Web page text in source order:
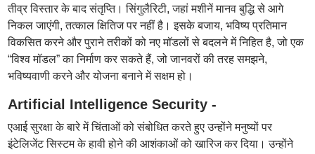
तीव्र विस्तार के बाद संतृप्ति। सिंगुलैरिटी, जहां मशीनें मानव बुद्धि से आगे
निकल जाएंगी, तत्काल क्षितिज पर नहीं है। इसके बजाय, भविष्य प्रतिमान
विकसित करने और पुराने तरीकों को नए मॉडलों से बदलने में निहित है, जो एक
“विश्व मॉडल” का निर्माण कर सकते हैं, जो जानवरों की तरह समझने,
भविष्यवाणी करने और योजना बनाने में सक्षम हो।
Artificial Intelligence Security -
एआई सुरक्षा के बारे में चिंताओं को संबोधित करते हुए उन्होंने मनुष्यों पर
इंटेलिजेंट सिस्टम के हावी होने की आशंकाओं को खारिज कर दिया। उन्होंने